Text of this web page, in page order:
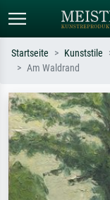
Suchen Sie nach
oder Stilen – z.B.
Sternennacht,
Hokusai, Akt.
Startseite Kunststile
Am Waldrand